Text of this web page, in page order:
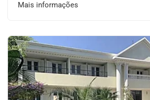
Mais informações